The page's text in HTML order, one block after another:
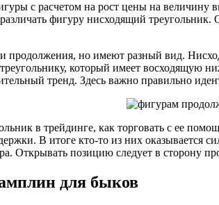
с расчетом на рост цены на
фигуру нисходящий
продолжения, но имеют разный вид.
который имеет
тренд. Здесь важно правильно
в трейдинге, как торговать с ее
В итоге кто-то из них оказывается
Открывать позицию следует в сторону
для быков